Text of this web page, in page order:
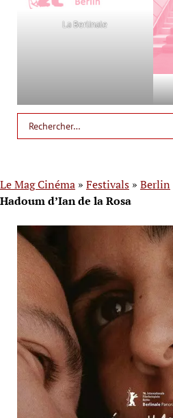
La Berlinale
Le Mag Cinéma » Festivals » Berlin
Hadoum d’Ian de la Rosa